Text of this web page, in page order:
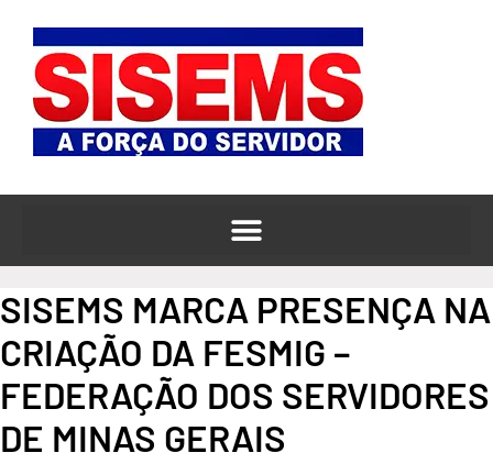
conteúdo
conteúdo
SISEMS MARCA PRESENÇA NA
CRIAÇÃO DA FESMIG –
FEDERAÇÃO DOS SERVIDORES
DE MINAS GERAIS